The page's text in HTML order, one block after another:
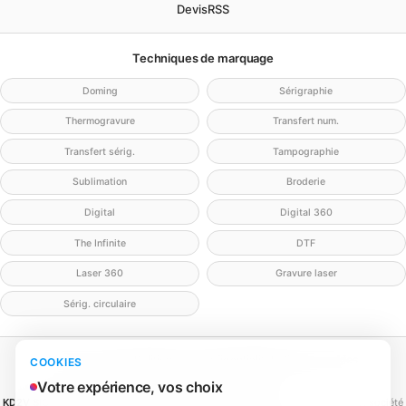
COOKIES
Votre expérience, vos choix
DevisRSS
Techniques de marquage
Doming Sérigraphie
Thermogravure Transfert num.
Transfert sérig. Tampographie
Sublimation Broderie
Digital Digital 360
The Infinite DTF
Laser 360 Gravure laser
Sérig. circulaire
Mentions légales
KD2V SIGNA & EVENTA (MEILLEURECOMMUNICATION.COM - KD2V) — SAS, société